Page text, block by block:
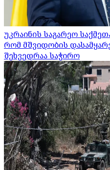
უკრაინის საგარეო
რომ მშვიდობის
შეხვედრაა საჭირო